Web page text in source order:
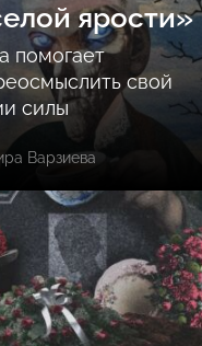
ярости»
помогает
свой
силы
Варзиева